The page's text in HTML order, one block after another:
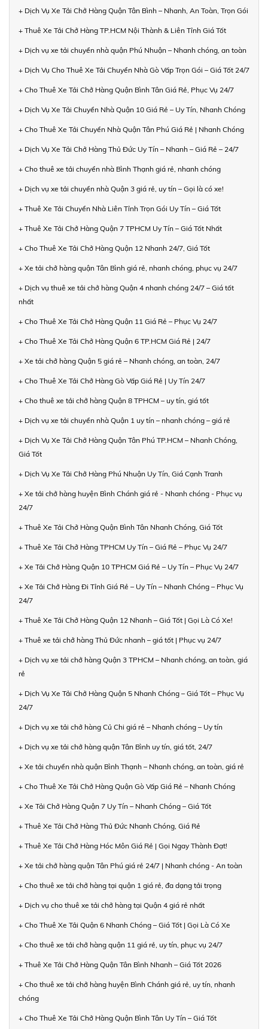
+ Dịch Vụ Xe Tải Chở Hàng Quận Tân Bình – Nhanh, An Toàn, Trọn Gói
+ Thuê Xe Tải Chở Hàng TP.HCM Nội Thành & Liên Tỉnh Giá Tốt
+ Dịch vụ xe tải chuyển nhà quận Phú Nhuận – Nhanh chóng, an toàn
+ Dịch Vụ Cho Thuê Xe Tải Chuyển Nhà Gò Vấp Trọn Gói – Giá Tốt 24/7
+ Cho Thuê Xe Tải Chở Hàng Quận Bình Tân Giá Rẻ, Phục Vụ 24/7
+ Dịch Vụ Xe Tải Chuyển Nhà Quận 10 Giá Rẻ – Uy Tín, Nhanh Chóng
+ Cho Thuê Xe Tải Chuyển Nhà Quận Tân Phú Giá Rẻ | Nhanh Chóng
+ Dịch Vụ Xe Tải Chở Hàng Thủ Đức Uy Tín – Nhanh – Giá Rẻ – 24/7
+ Cho thuê xe tải chuyển nhà Bình Thạnh giá rẻ, nhanh chóng
+ Dịch vụ xe tải chuyển nhà Quận 3 giá rẻ, uy tín – Gọi là có xe!
+ Thuê Xe Tải Chuyển Nhà Liên Tỉnh Trọn Gói Uy Tín – Giá Tốt
+ Thuê Xe Tải Chở Hàng Quận 7 TPHCM Uy Tín – Giá Tốt Nhất
+ Cho Thuê Xe Tải Chở Hàng Quận 12 Nhanh 24/7, Giá Tốt
+ Xe tải chở hàng quận Tân Bình giá rẻ, nhanh chóng, phục vụ 24/7
+ Dịch vụ thuê xe tải chở hàng Quận 4 nhanh chóng 24/7 – Giá tốt
nhất
+ Cho Thuê Xe Tải Chở Hàng Quận 11 Giá Rẻ – Phục Vụ 24/7
+ Cho Thuê Xe Tải Chở Hàng Quận 6 TP.HCM Giá Rẻ | 24/7
+ Xe tải chở hàng Quận 5 giá rẻ – Nhanh chóng, an toàn, 24/7
+ Cho Thuê Xe Tải Chở Hàng Gò Vấp Giá Rẻ | Uy Tín 24/7
+ Cho thuê xe tải chở hàng Quận 8 TPHCM – uy tín, giá tốt
+ Dịch vụ xe tải chuyển nhà Quận 1 uy tín – nhanh chóng – giá rẻ
+ Dịch Vụ Xe Tải Chở Hàng Quận Tân Phú TP.HCM – Nhanh Chóng,
Giá Tốt
+ Dịch Vụ Xe Tải Chở Hàng Phú Nhuận Uy Tín, Giá Cạnh Tranh
+ Xe tải chở hàng huyện Bình Chánh giá rẻ - Nhanh chóng - Phục vụ
24/7
+ Thuê Xe Tải Chở Hàng Quận Bình Tân Nhanh Chóng, Giá Tốt
+ Thuê Xe Tải Chở Hàng TPHCM Uy Tín – Giá Rẻ – Phục Vụ 24/7
+ Xe Tải Chở Hàng Quận 10 TPHCM Giá Rẻ – Uy Tín – Phục Vụ 24/7
+ Xe Tải Chở Hàng Đi Tỉnh Giá Rẻ – Uy Tín – Nhanh Chóng – Phục Vụ
24/7
+ Thuê Xe Tải Chở Hàng Quận 12 Nhanh – Giá Tốt | Gọi Là Có Xe!
+ Thuê xe tải chở hàng Thủ Đức nhanh – giá tốt | Phục vụ 24/7
+ Dịch vụ xe tải chở hàng Quận 3 TPHCM – Nhanh chóng, an toàn, giá
rẻ
+ Dịch Vụ Xe Tải Chở Hàng Quận 5 Nhanh Chóng – Giá Tốt – Phục Vụ
24/7
+ Dịch vụ xe tải chở hàng Củ Chi giá rẻ – Nhanh chóng – Uy tín
+ Dịch vụ xe tải chở hàng quận Tân Bình uy tín, giá tốt, 24/7
+ Xe tải chuyển nhà quận Bình Thạnh – Nhanh chóng, an toàn, giá rẻ
+ Cho Thuê Xe Tải Chở Hàng Quận Gò Vấp Giá Rẻ – Nhanh Chóng
+ Xe Tải Chở Hàng Quận 7 Uy Tín – Nhanh Chóng – Giá Tốt
+ Thuê Xe Tải Chở Hàng Thủ Đức Nhanh Chóng, Giá Rẻ
+ Thuê Xe Tải Chở Hàng Hóc Môn Giá Rẻ | Gọi Ngay Thành Đạt!
+ Xe tải chở hàng quận Tân Phú giá rẻ 24/7 | Nhanh chóng - An toàn
+ Cho thuê xe tải chở hàng tại quận 1 giá rẻ, đa dạng tải trọng
+ Dịch vụ cho thuê xe tải chở hàng tại Quận 4 giá rẻ nhất
+ Cho Thuê Xe Tải Quận 6 Nhanh Chóng – Giá Tốt | Gọi Là Có Xe
+ Cho thuê xe tải chở hàng quận 11 giá rẻ, uy tín, phục vụ 24/7
+ Thuê Xe Tải Chở Hàng Quận Tân Bình Nhanh – Giá Tốt 2026
+ Cho thuê xe tải chở hàng huyện Bình Chánh giá rẻ, uy tín, nhanh
chóng
+ Cho Thuê Xe Tải Chở Hàng Quận Bình Tân Uy Tín – Giá Tốt